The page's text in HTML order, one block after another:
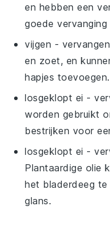
en hebben een
goede
vijgen -
en zoet, en
hapjes toevoegen.
losgeklopt ei -
worden gebruikt
bestrijken voor
losgeklopt ei -
Plantaardige olie
het bladerdeeg
glans.